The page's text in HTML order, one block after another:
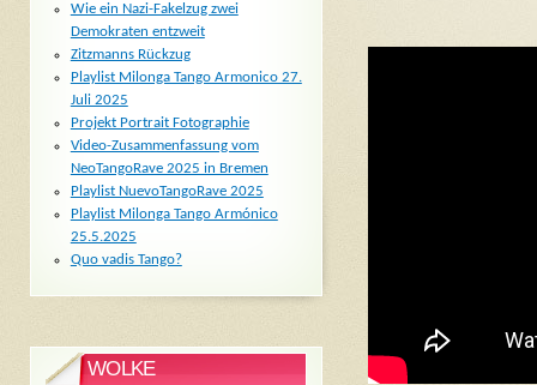
Wie ein Nazi-Fakelzug zwei
Demokraten entzweit
Zitzmanns Rückzug
Playlist Milonga Tango Armonico 27.
Juli 2025
Projekt Portrait Fotographie
Video-Zusammenfassung vom
NeoTangoRave 2025 in Bremen
Playlist NuevoTangoRave 2025
Playlist Milonga Tango Armónico
25.5.2025
Quo vadis Tango?
WOLKE